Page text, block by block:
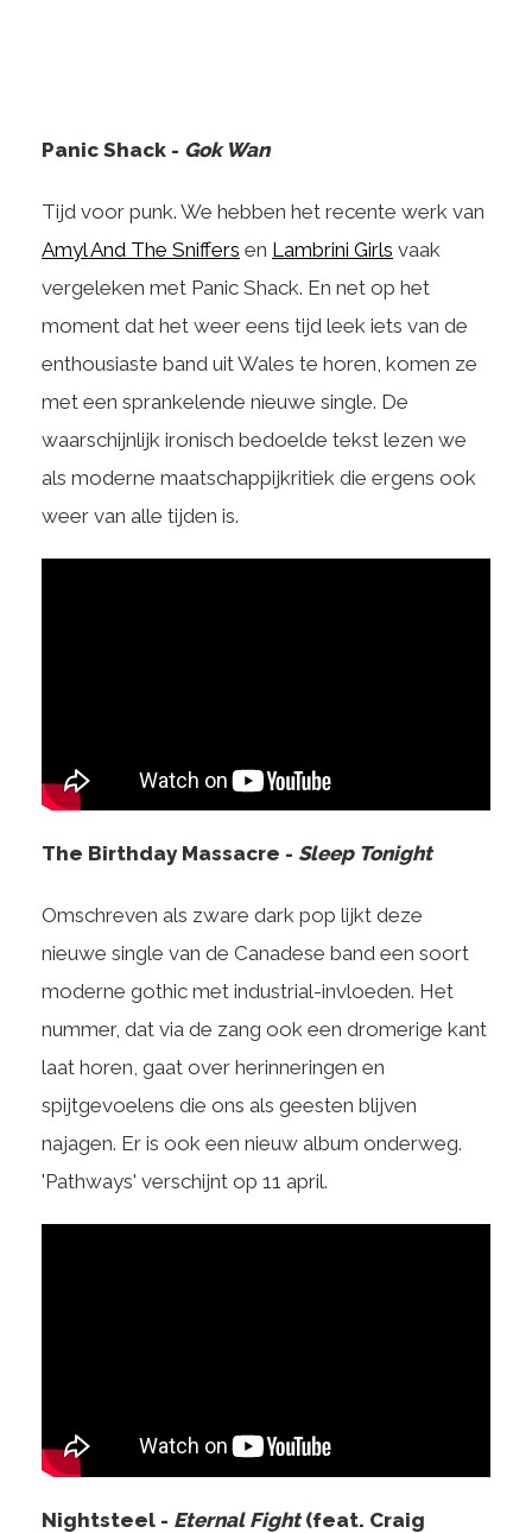
Panic Shack - Gok Wan
Tijd voor punk. We hebben het recente werk van
Amyl And The Sniffers en Lambrini Girls vaak
vergeleken met Panic Shack. En net op het
moment dat het weer eens tijd leek iets van de
enthousiaste band uit Wales te horen, komen ze
met een sprankelende nieuwe single. De
waarschijnlijk ironisch bedoelde tekst lezen we
als moderne maatschappijkritiek die ergens ook
weer van alle tijden is.
The Birthday Massacre - Sleep Tonight
Omschreven als zware dark pop lijkt deze
nieuwe single van de Canadese band een soort
moderne gothic met industrial-invloeden. Het
nummer, dat via de zang ook een dromerige kant
laat horen, gaat over herinneringen en
spijtgevoelens die ons als geesten blijven
najagen. Er is ook een nieuw album onderweg.
'Pathways' verschijnt op 11 april.
Nightsteel - Eternal Fight(feat. Craig